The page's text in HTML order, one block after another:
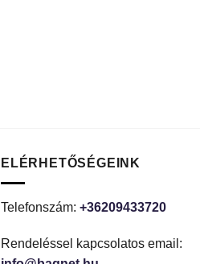
ELÉRHETŐSÉGEINK
Telefonszám: +36209433720
Rendeléssel kapcsolatos email: